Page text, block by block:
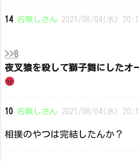
14 名無しさん 2021/08/04(水)
>>8
夜叉猿を殺して獅子舞にしたオ
10 名無しさん 2021/08/04(水)
相撲のやつは完結したんか？